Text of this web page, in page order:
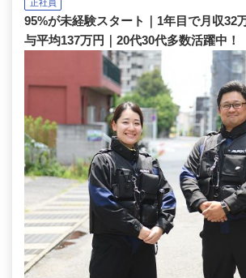
正社員
95%が未経験スタート｜1年目で月収32
与平均137万円｜20代30代多数活躍中！